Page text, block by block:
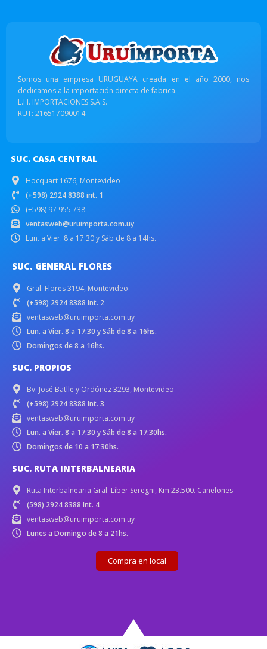
Somos una empresa URUGUAYA creada en el año 2000, nos
dedicamos a la importación directa de fabrica.
L.H. IMPORTACIONES S.A.S.
RUT: 216517090014
SUC. CASA CENTRAL
Hocquart 1676, Montevideo
(+598) 2924 8388 int. 1
(+598) 97 955 738
ventasweb@uruimporta.com.uy
Lun. a Vier. 8 a 17:30 y Sáb de 8 a 14hs.
SUC. GENERAL FLORES
Gral. Flores 3194, Montevideo
(+598) 2924 8388 Int. 2
ventasweb@uruimporta.com.uy
Lun. a Vier. 8 a 17:30 y Sáb de 8 a 16hs.
Domingos de 8 a 16hs.
SUC. PROPIOS
Bv. José Batlle y Ordóñez 3293, Montevideo
(+598) 2924 8388 Int. 3
ventasweb@uruimporta.com.uy
Lun. a Vier. 8 a 17:30 y Sáb de 8 a 17:30hs.
Domingos de 10 a 17:30hs.
SUC. RUTA INTERBALNEARIA
Ruta Interbalnearia Gral. Líber Seregni, Km 23.500. Canelones
(598) 2924 8388 Int. 4
ventasweb@uruimporta.com.uy
Lunes a Domingo de 8 a 21hs.
Compra en local